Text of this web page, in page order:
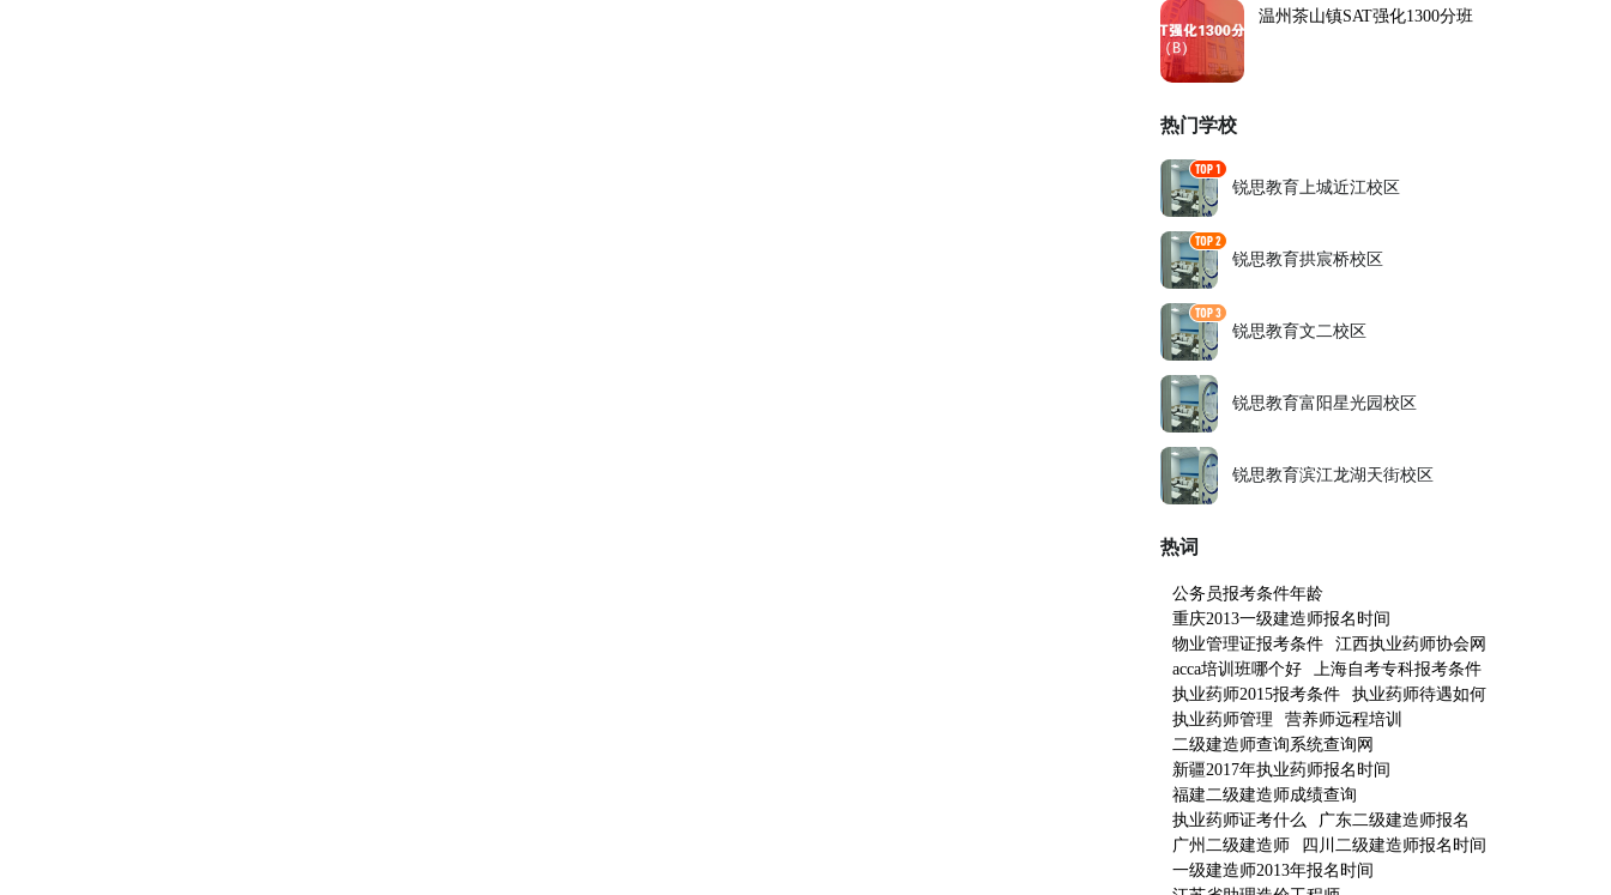
温州茶山镇SAT强化1300分班
热门学校
锐思教育上城近江校区
锐思教育拱宸桥校区
锐思教育文二校区
锐思教育富阳星光园校区
锐思教育滨江龙湖天街校区
热词
公务员报考条件年龄
重庆2013一级建造师报名时间
物业管理证报考条件
江西执业药师协会网
acca培训班哪个好
上海自考专科报考条件
执业药师2015报考条件
执业药师待遇如何
执业药师管理
营养师远程培训
二级建造师查询系统查询网
新疆2017年执业药师报名时间
福建二级建造师成绩查询
执业药师证考什么
广东二级建造师报名
广州二级建造师
四川二级建造师报名时间
一级建造师2013年报名时间